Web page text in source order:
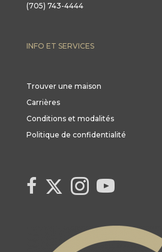
(705) 743-4444
INFO ET SERVICES
Trouver une maison
Carrières
Conditions et modalités
Politique de confidentialité
link to Century 21 Canada's
Link to Century 21 Canada's
Link to Century 21
link to